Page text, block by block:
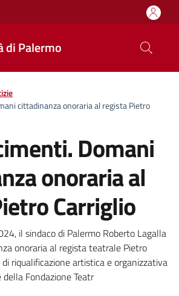
di Palermo
cittadinanza onoraria al regista Pietro
Domani
onoraria al
Carriglio
notizia
il sindaco di Palermo Roberto Lagalla
onoraria al regista teatrale Pietro
riqualificazione artistica e organizzativa
Fondazione Teatr